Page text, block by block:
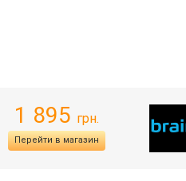
1 895 грн.
Перейти в магазин